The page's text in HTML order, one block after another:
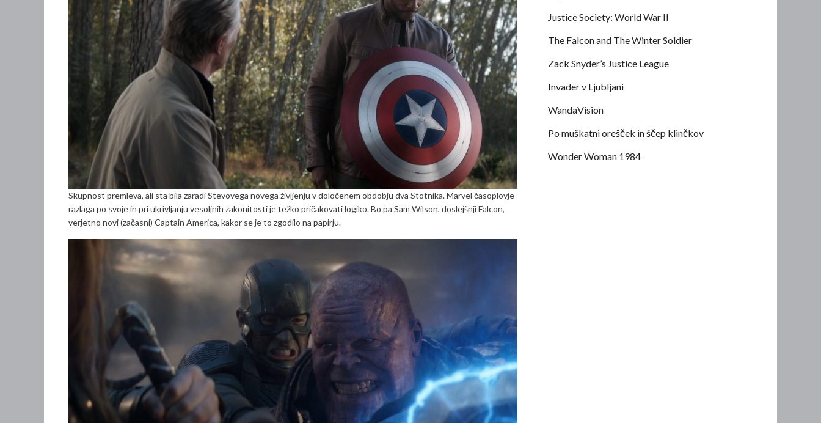
Skupnost premleva, ali sta bila zaradi Stevovega novega življenju v določenem obdobju dva Stotnika. Marvel časoplovje
razlaga po svoje in pri ukrivljanju vesoljnih zakonitosti je težko pričakovati logiko. Bo pa Sam Wilson, doslejšnji Falcon,
verjetno novi (začasni) Captain America, kakor se je to zgodilo na papirju.
Justice Society: World War II
The Falcon and The Winter Soldier
Zack Snyder’s Justice League
Invader v Ljubljani
WandaVision
Po muškatni orešček in ščep klinčkov
Wonder Woman 1984